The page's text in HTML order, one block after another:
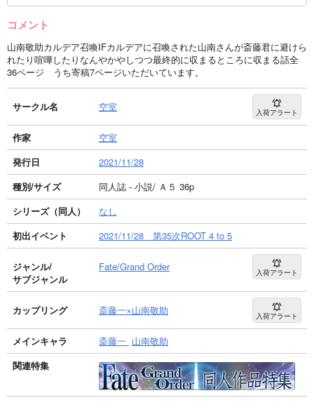
コメント
山南敬助カルデア召喚IFカルデアに召喚された山南さんが斎藤君に避けら
れたり喧嘩したりなんやかやしつつ最終的に収まるところに収まる話全
36ページ うち寄稿7ページいただいています。
サークル名 空室 入荷アラート
作家
空室
発行日
2021/11/28
種別/サイズ
同人誌 - 小説/ Ａ５ 36p
シリーズ（同人）
なし
初出イベント
2021/11/28 第35次ROOT 4 to 5
ジャンル/
サブジャンル
Fate/Grand Order 入荷アラート
カップリング 斎藤一×山南敬助 入荷アラート
メインキャラ 斎藤一 山南敬助
関連特集